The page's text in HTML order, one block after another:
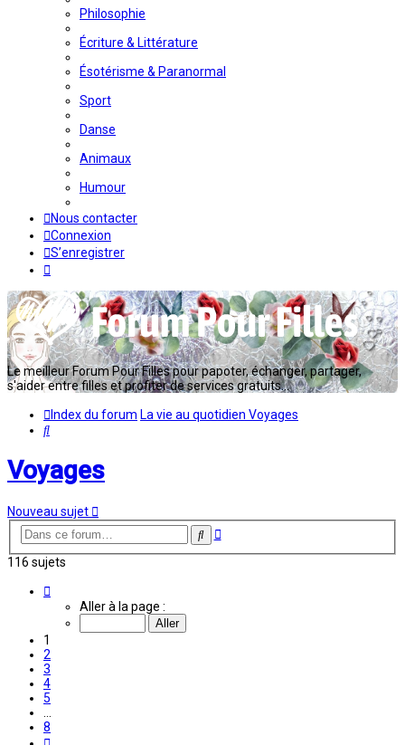
Philosophie
Écriture & Littérature
Ésotérisme & Paranormal
Sport
Danse
Animaux
Humour
Nous contacter
Connexion
S’enregistrer
Le meilleur Forum Pour Filles pour papoter, échanger, partager,
s'aider entre filles et profiter de services gratuits...
Index du forum La vie au quotidien Voyages
Rechercher
Voyages
Nouveau sujet
Rechercher
Recherche
116 sujets
Aller à la page :
1
2
3
4
5
8